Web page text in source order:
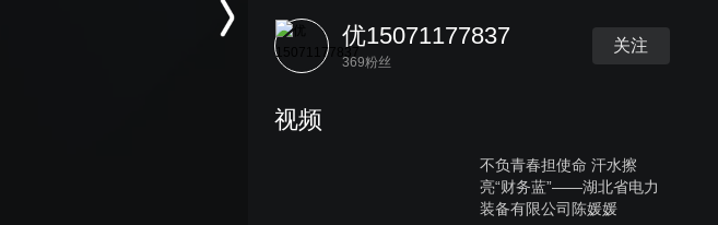
优15071177837
369粉丝
关注
视频
不负青春担使命 汗水擦
亮“财务蓝”——湖北省电力
装备有限公司陈媛媛